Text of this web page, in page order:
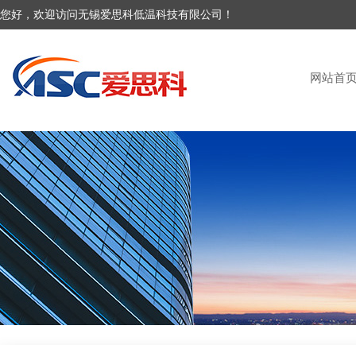
您好，欢迎访问无锡爱思科低温科技有限公司！
网站首